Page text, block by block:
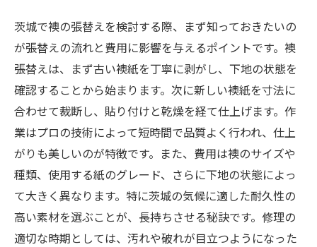
茨城で襖の張替えを検討する際、まず知っておきたいの
が張替えの流れと費用に影響を与えるポイントです。襖
張替えは、まず古い襖紙を丁寧に剥がし、下地の状態を
確認することから始まります。次に新しい襖紙を寸法に
合わせて裁断し、貼り付けと乾燥を経て仕上げます。作
業はプロの技術によって短時間で品質よく行われ、仕上
がりも美しいのが特徴です。また、費用は襖のサイズや
種類、使用する紙のグレード、さらに下地の状態によっ
て大きく異なります。特に茨城の気候に適した耐久性の
高い素材を選ぶことが、長持ちさせる秘訣です。修理の
適切な時期としては、汚れや破れが目立つようになった